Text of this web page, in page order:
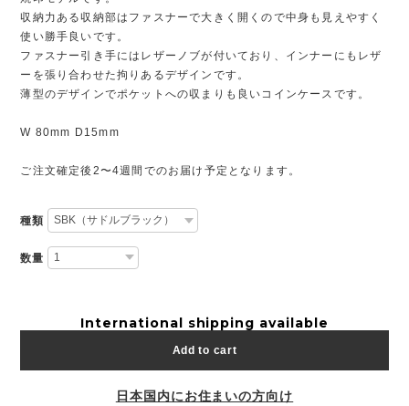
収納力ある収納部はファスナーで大きく開くので中身も見えやすく
使い勝手良いです。
ファスナー引き手にはレザーノブが付いており、インナーにもレザ
ーを張り合わせた拘りあるデザインです。
薄型のデザインでポケットへの収まりも良いコインケースです。
W 80mm D15mm
ご注文確定後2〜4週間でのお届け予定となります。
種類
数量
International shipping available
Add to cart
日本国内にお住まいの方向け